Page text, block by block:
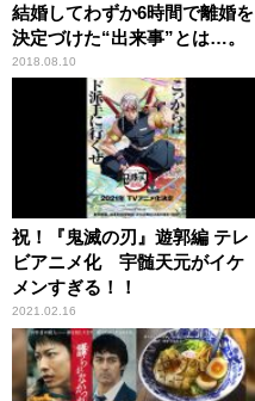
結婚してわずか6時間で離婚を
決定づけた“出来事”とは…。
2018.08.10
祝！『鬼滅の刃』遊郭編 テレ
ビアニメ化 宇髄天元がイケ
メンすぎる！！
2021.02.16